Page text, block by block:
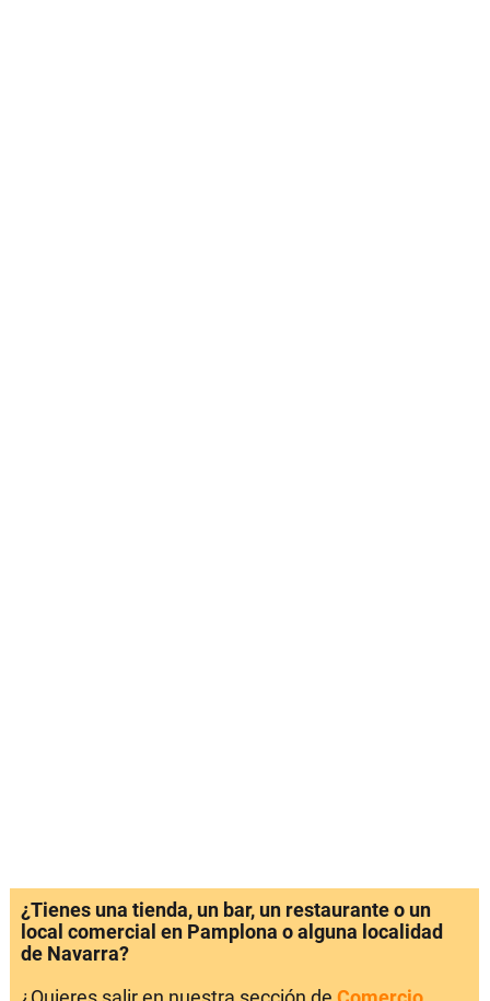
¿Tienes una tienda, un bar, un restaurante o un
local comercial en Pamplona o alguna localidad
de Navarra?